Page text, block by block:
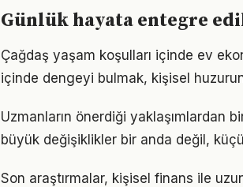
Günlük hayata entegre
Çağdaş yaşam koşulları içinde ev
içinde dengeyi bulmak, kişisel
Uzmanların önerdiği yaklaşımlardan
büyük değişiklikler bir anda değil,
Son araştırmalar, kişisel finans ile